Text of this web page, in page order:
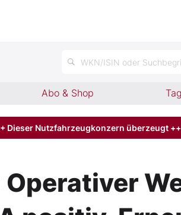
WKN/ISIN oder
Abo & Shop
Dieser Nutzfahrzeugkonzern überzeugt
Operativer